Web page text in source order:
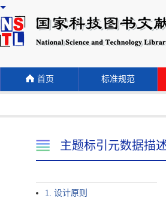
首页 标准规范
主题标引元数据描
1. 设计原则